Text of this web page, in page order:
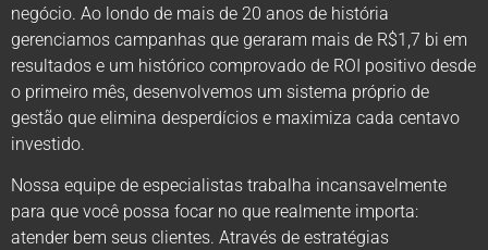
negócio. Ao londo de mais de 20 anos de história
gerenciamos campanhas que geraram mais de R$1,7 bi em
resultados e um histórico comprovado de ROI positivo desde
o primeiro mês, desenvolvemos um sistema próprio de
gestão que elimina desperdícios e maximiza cada centavo
investido.
Nossa equipe de especialistas trabalha incansavelmente
para que você possa focar no que realmente importa:
atender bem seus clientes. Através de estratégias